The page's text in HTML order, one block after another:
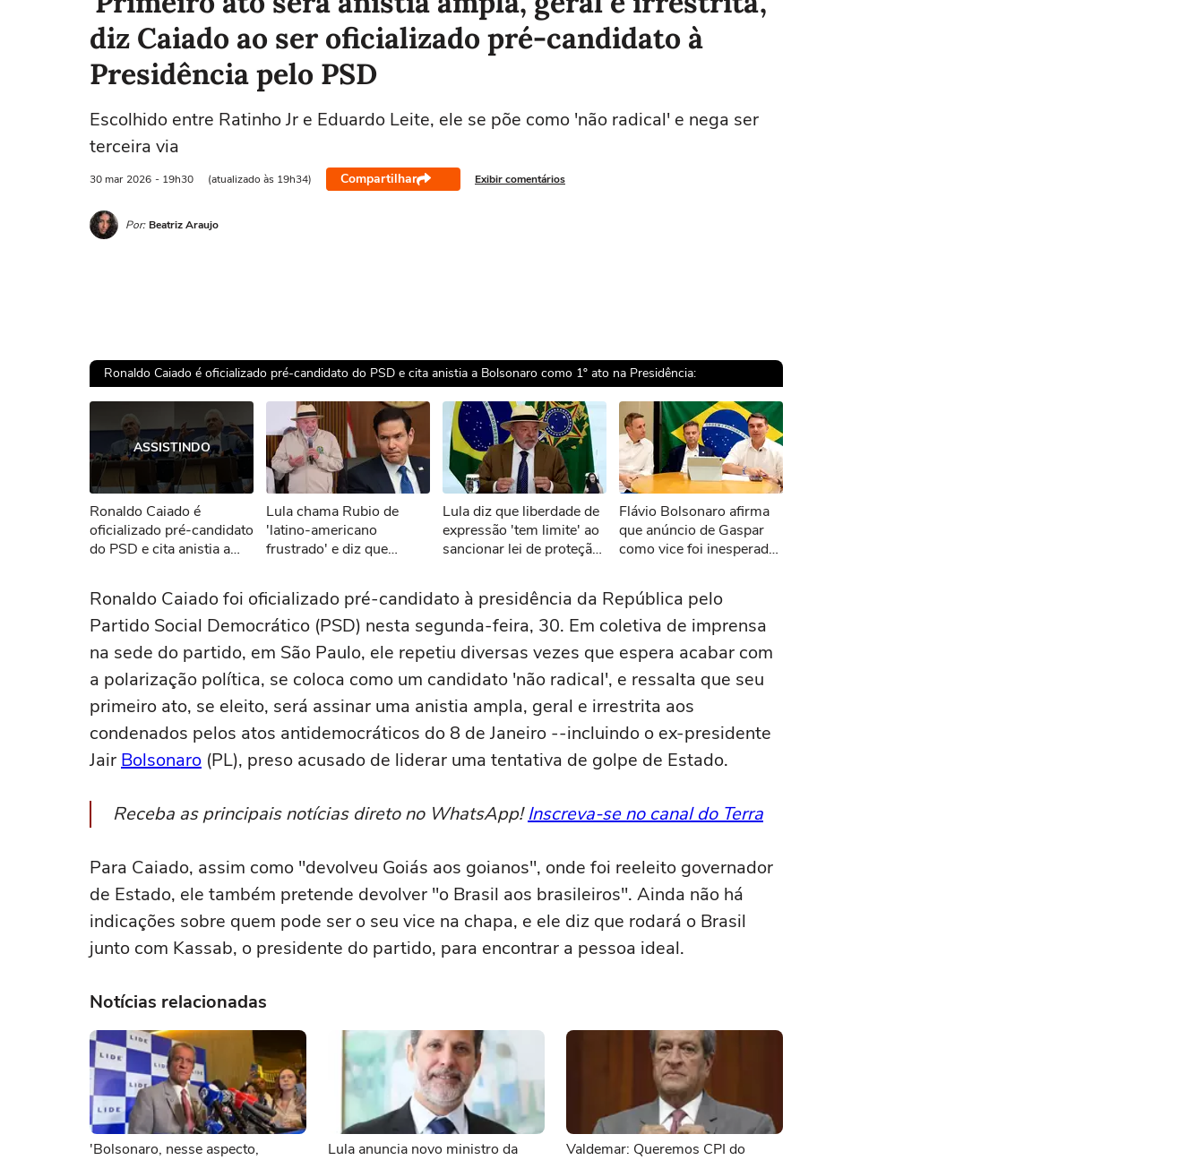
diz Caiado ao ser oficializado pré-candidato à
Presidência pelo PSD
Escolhido entre Ratinho Jr e Eduardo Leite, ele se põe como 'não radical' e nega ser
terceira via
30 mar 2026 - 19h30 (atualizado às 19h34) Compartilhar Exibir comentários
Por: Beatriz Araujo
Ronaldo Caiado é oficializado pré-candidato do PSD e cita anistia a Bolsonaro como 1º ato na Presidência:
Ops!
Não foi possível reproduzir o vídeo
Tentar novamente
ASSISTINDO
Ronaldo Caiado é
oficializado pré-candidato
do PSD e cita anistia a
Lula chama Rubio de
'latino-americano
frustrado' e diz que
Lula diz que liberdade de
expressão 'tem limite' ao
sancionar lei de proteção
Flávio Bolsonaro afirma
que anúncio de Gaspar
como vice foi inesperado:
Ronaldo Caiado foi oficializado pré-candidato à presidência da República pelo
Partido Social Democrático (PSD) nesta segunda-feira, 30. Em coletiva de imprensa
na sede do partido, em São Paulo, ele repetiu diversas vezes que espera acabar com
a polarização política, se coloca como um candidato 'não radical', e ressalta que seu
primeiro ato, se eleito, será assinar uma anistia ampla, geral e irrestrita aos
condenados pelos atos antidemocráticos do 8 de Janeiro --incluindo o ex-presidente
Jair Bolsonaro (PL), preso acusado de liderar uma tentativa de golpe de Estado.
Receba as principais notícias direto no WhatsApp!Inscreva-se no canal do Terra
Para Caiado, assim como "devolveu Goiás aos goianos", onde foi reeleito governador
de Estado, ele também pretende devolver "o Brasil aos brasileiros". Ainda não há
indicações sobre quem pode ser o seu vice na chapa, e ele diz que rodará o Brasil
junto com Kassab, o presidente do partido, para encontrar a pessoa ideal.
Notícias relacionadas
'Bolsonaro, nesse aspecto,
Lula anuncia novo ministro da
Valdemar: Queremos CPI do